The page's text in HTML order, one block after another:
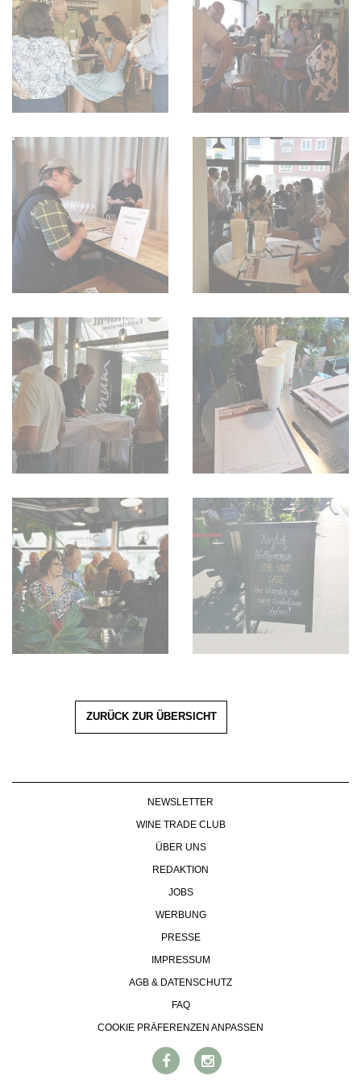
ZURÜCK ZUR ÜBERSICHT
NEWSLETTER
WINE TRADE CLUB
ÜBER UNS
REDAKTION
JOBS
WERBUNG
PRESSE
IMPRESSUM
AGB & DATENSCHUTZ
FAQ
COOKIE PRÄFERENZEN ANPASSEN